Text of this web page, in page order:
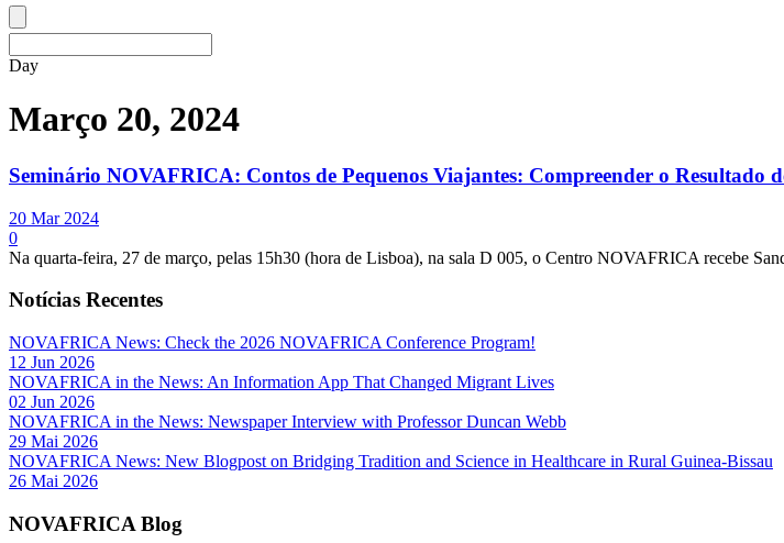
Day
Março 20, 2024
Seminário NOVAFRICA: Contos de Pequenos Viajantes: Compreender o Resultado
20 Mar 2024
0
Na quarta-feira, 27 de março, pelas 15h30 (hora de Lisboa), na sala D 005, o Centro NOVAFRICA recebe
Notícias Recentes
NOVAFRICA News: Check the 2026 NOVAFRICA Conference Program!
12 Jun 2026
NOVAFRICA in the News: An Information App That Changed Migrant Lives
02 Jun 2026
NOVAFRICA in the News: Newspaper Interview with Professor Duncan Webb
29 Mai 2026
NOVAFRICA News: New Blogpost on Bridging Tradition and Science in Healthcare in Rural Guinea-Bissau
26 Mai 2026
NOVAFRICA Blog